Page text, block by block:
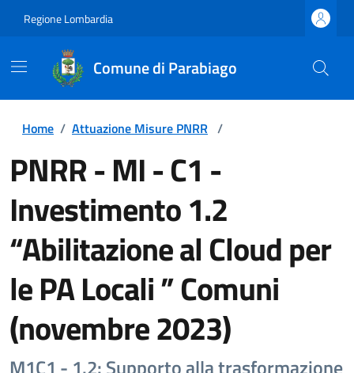
Regione Lombardia
Comune di Parabiago
Home / Attuazione Misure PNRR /
PNRR - MI - C1 -
Investimento 1.2
“Abilitazione al Cloud per
le PA Locali ” Comuni
(novembre 2023)